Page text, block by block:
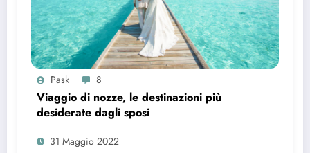
Pask 8
Viaggio di nozze, le destinazioni più
desiderate dagli sposi
31 Maggio 2022